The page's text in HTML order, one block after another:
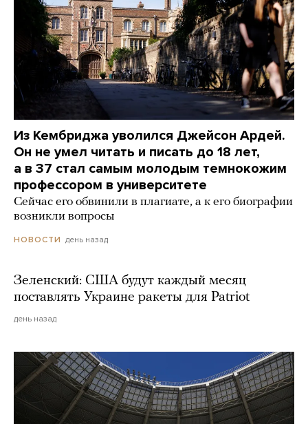
Из Кембриджа уволился Джейсон Ардей.
Он не умел читать и писать до 18 лет,
а в 37 стал самым молодым темнокожим
профессором в университете
Сейчас его обвинили в плагиате, а к его биографии
возникли вопросы
НОВОСТИ день назад
Зеленский: США будут каждый месяц
поставлять Украине ракеты для Patriot
день назад